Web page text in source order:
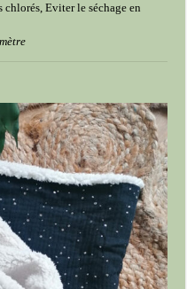
Eviter le séchage en